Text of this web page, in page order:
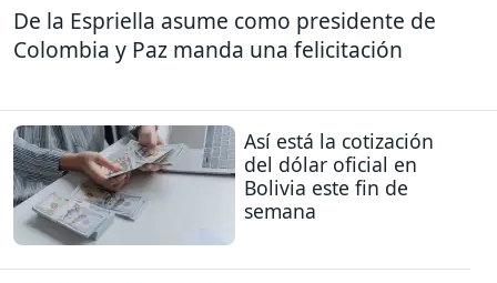
De la Espriella asume como presidente de
Colombia y Paz manda una felicitación
Así está la cotización
del dólar oficial en
Bolivia este fin de
semana